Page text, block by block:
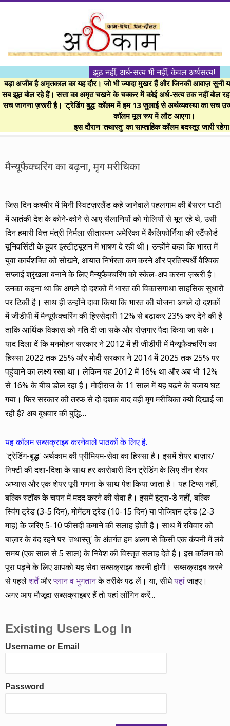
।।
अर्थकाम।।
BE
FINANCIALLY
CLEVER!
झूठ नहीं, अर्ध-सत्य भी नहीं, केवल अर्थसत्य!
बड़ा अजीब है अमृतकाल का यह दौर। जो भी ज्यादा मुखर हैं और जिनकी आवाज़ सुनी
सब झूठ बोल रहे हैं। सत्ता का अमृत चखने के चक्कर में कोई अर्ध-सत्य तक नहीं बोल
सच जानना ज़रूरी है। ‘ट्रेडिंग बुद्ध’ कॉलम में हम 13 जुलाई से अर्थव्यवस्था का सच
कॉलम मूल रूप में लौट आएगा।
इस दौरान ‘तथास्तु’ का साप्ताहिक कॉलम बदस्तूर जारी
Menu
मैन्यूफैक्चरिंग का बढ़ना, मृग मरीचिका
जिस दिन कश्मीर में मिनी स्विटज़रलैंड कहे जानेवाले पहलगाम की बैसरन घाटी
में आतंकी देश के कोने-कोने से आए सैलानियों को गोलियों से भून रहे थे, उसी
दिन हमारी वित्त मंत्री निर्मला सीतारमण अमेरिका में कैलिफोर्निया की स्टैंफोर्ड
यूनिवर्सिटी के हूवर इंस्टीट्यूशन में भाषण दे रही थीं। उन्होंने कहा कि भारत में
युवा कार्यशक्ति को सोखने, आयात निर्भरता कम करने और प्रतिस्पर्धी वैश्विक
सप्लाई श्रृंखला बनाने के लिए मैन्यूफैक्चरिंग को स्केल-अप करना ज़रूरी है।
उनका कहना था कि अगले दो दशकों में भारत की विकासगाथा साहसिक सुधारों
पर टिकी है। साथ ही उन्होंने दावा किया कि भारत की योजना अगले दो दशकों
में जीडीपी में मैन्यूफैक्चरिंग की हिस्सेदारी 12% से बढ़ाकर 23% कर देने की है
ताकि आर्थिक विकास को गति दी जा सके और रोज़गार पैदा किया जा सके।
याद दिला दें कि मनमोहन सरकार ने 2012 में ही जीडीपी में मैन्यूफैक्चरिंग का
हिस्सा 2022 तक 25% और मोदी सरकार ने 2014 में 2025 तक 25% पर
पहुंचाने का लक्ष्य रखा था। लेकिन यह 2012 में 16% था और अब भी 12%
से 16% के बीच डोल रहा है। मोदीराज के 11 साल में यह बढ़ने के बजाय घट
गया। फिर सरकार की तरफ से दो दशक बाद वही मृग मरीचिका क्यों दिखाई जा
रही है? अब बुधवार की बुद्धि…
यह कॉलम सब्सक्राइब करनेवाले पाठकों के लिए है.
'ट्रेडिंग-बुद्ध' अर्थकाम की प्रीमियम-सेवा का हिस्सा है। इसमें शेयर बाज़ार/
निफ्टी की दशा-दिशा के साथ हर कारोबारी दिन ट्रेडिंग के लिए तीन शेयर
अभ्यास और एक शेयर पूरी गणना के साथ पेश किया जाता है। यह टिप्स नहीं,
बल्कि स्टॉक के चयन में मदद करने की सेवा है। इसमें इंट्रा-डे नहीं, बल्कि
स्विंग ट्रेड (3-5 दिन), मोमेंटम ट्रेड (10-15 दिन) या पोजिशन ट्रेड (2-3
माह) के जरिए 5-10 फीसदी कमाने की सलाह होती है। साथ में रविवार को
बाज़ार के बंद रहने पर 'तथास्तु' के अंतर्गत हम अलग से किसी एक कंपनी में लंबे
समय (एक साल से 5 साल) के निवेश की विस्तृत सलाह देते हैं। इस कॉलम को
पूरा पढ़ने के लिए आपको यह सेवा सब्सक्राइब करनी होगी। सब्सक्राइब करने
से पहलेशर्तेंऔरप्लान व भुगतानके तरीके पढ़ लें। या, सीधेयहांजाइए।
अगर आप मौजूदा सब्सक्राइबर हैं तो यहां लॉगिन करें...
Existing Users Log In
Username or Email
Password